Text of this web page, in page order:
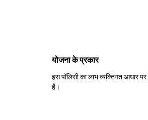
योजना के प्रकार
इस पॉलिसी का लाभ व्यक्तिगत आधार
है।